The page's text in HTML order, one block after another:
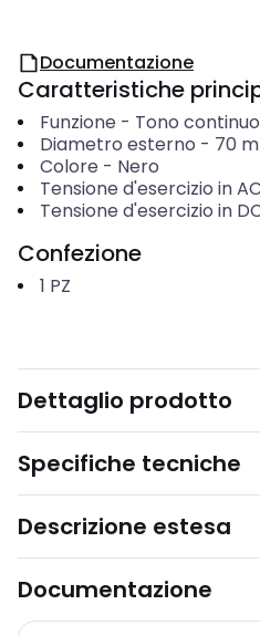
Documentazione
Caratteristiche
Funzione - Tono continuo
Diametro esterno - 70
Colore - Nero
Tensione d'esercizio in
Tensione d'esercizio in
Confezione
1 PZ
Dettaglio prodotto
Specifiche tecniche
Descrizione estesa
Documentazione